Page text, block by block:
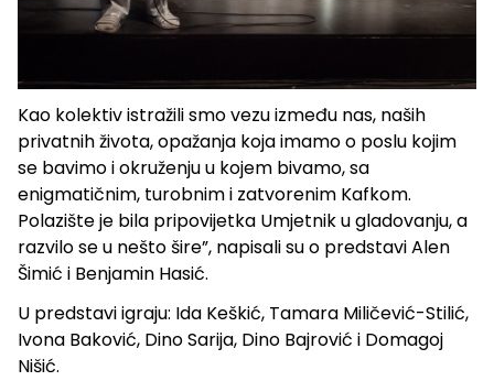
Kao kolektiv istražili smo vezu između nas, naših
privatnih života, opažanja koja imamo o poslu kojim
se bavimo i okruženju u kojem bivamo, sa
enigmatičnim, turobnim i zatvorenim Kafkom.
Polazište je bila pripovijetka Umjetnik u gladovanju, a
razvilo se u nešto šire”, napisali su o predstavi Alen
Šimić i Benjamin Hasić.
U predstavi igraju: Ida Keškić, Tamara Miličević-Stilić,
Ivona Baković, Dino Sarija, Dino Bajrović i Domagoj
Nišić.